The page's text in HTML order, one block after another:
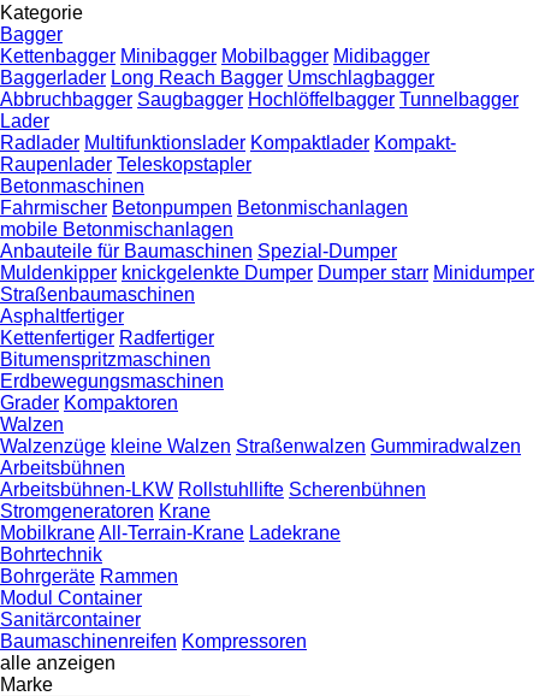
Kategorie
Bagger
Kettenbagger Minibagger Mobilbagger Midibagger
Baggerlader Long Reach Bagger Umschlagbagger
Abbruchbagger Saugbagger Hochlöffelbagger Tunnelbagger
Lader
Radlader Multifunktionslader Kompaktlader Kompakt-
Raupenlader Teleskopstapler
Betonmaschinen
Fahrmischer Betonpumpen Betonmischanlagen
mobile Betonmischanlagen
Anbauteile für Baumaschinen Spezial-Dumper
Muldenkipper knickgelenkte Dumper Dumper starr Minidumper
Straßenbaumaschinen
Asphaltfertiger
Kettenfertiger Radfertiger
Bitumenspritzmaschinen
Erdbewegungsmaschinen
Grader Kompaktoren
Walzen
Walzenzüge kleine Walzen Straßenwalzen Gummiradwalzen
Arbeitsbühnen
Arbeitsbühnen-LKW Rollstuhllifte Scherenbühnen
Stromgeneratoren Krane
MobilkraneAll-Terrain-Krane Ladekrane
Bohrtechnik
Bohrgeräte Rammen
Modul Container
Sanitärcontainer
Baumaschinenreifen Kompressoren
alle anzeigen
Marke